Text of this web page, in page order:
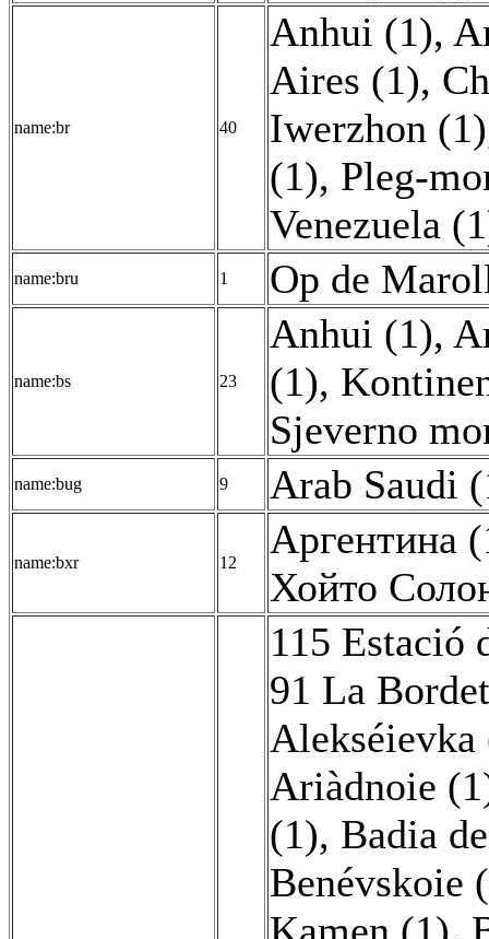
name:br 40
Anhui (1),
Aires (1),
Iwerzhon (1)
(1), Pleg-
Venezuela
name:bru 1 Op de
name:bs 23
Anhui (1),
(1),
Sjeverno
name:bug 9 Arab Saudi
name:bxr 12
Аргентина
Хойто
115 Estació
91 La
Alekséievka
Ariàdnoie
(1), Badia
Benévskoie